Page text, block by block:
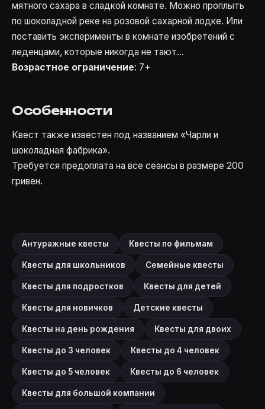
мятного сахара в сладкой комнате. Можно проплыть
по шоколадной реке на розовой сахарной лодке. Или
поставить эксперименты в комнате изобретений с
леденцами, которые никогда не тают...
Возрастное ограничение: 7+
Особенности
Квест также известен под названием «Чарли и
шоколадная фабрика».
Требуется предоплата на все сеансы в размере 200
гривен.
Антуражные квесты Квесты по фильмам
Квесты для школьников Семейные квесты
Квесты для подростков Квесты для детей
Квесты для новичков Детские квесты
Квесты на день рождения Квесты для двоих
Квесты до 3 человек Квесты до 4 человек
Квесты до 5 человек Квесты до 6 человек
Квесты для большой компании